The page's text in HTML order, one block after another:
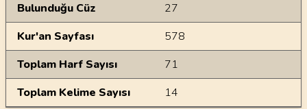
Bulunduğu Cüz
27
Kur'an Sayfası
578
Toplam Harf Sayısı
71
Toplam Kelime Sayısı
14